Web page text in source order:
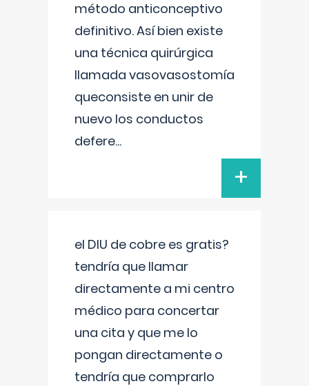
método anticonceptivo
definitivo. Así bien existe
una técnica quirúrgica
llamada vasovasostomía
queconsiste en unir de
nuevo los conductos
defere...
+
el DIU de cobre es gratis?
tendría que llamar
directamente a mi centro
médico para concertar
una cita y que me lo
pongan directamente o
tendría que comprarlo